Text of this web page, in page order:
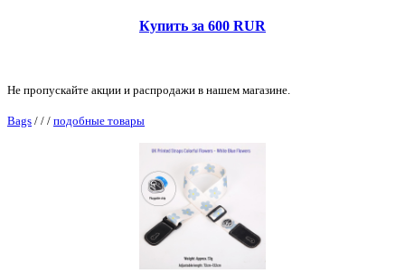
Купить за 600 RUR
Не пропускайте акции и распродажи в нашем магазине.
Bags / / / подобные товары